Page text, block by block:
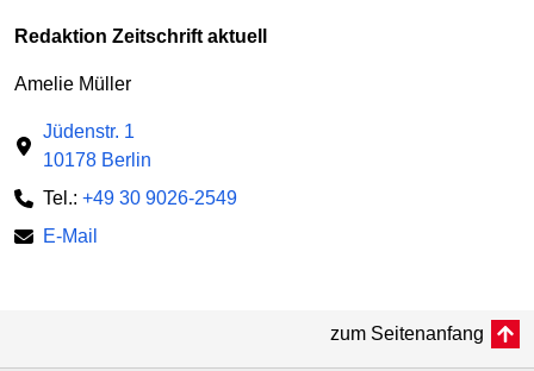
Redaktion Zeitschrift aktuell
Amelie Müller
Jüdenstr. 1
10178 Berlin
Tel.: +49 30 9026-2549
E-Mail
zum Seitenanfang